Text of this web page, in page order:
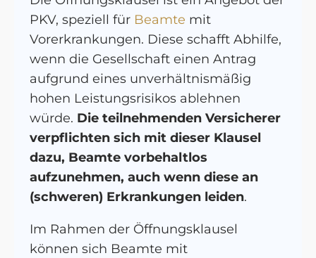
PKV, speziell für Beamte mit
Vorerkrankungen. Diese schafft Abhilfe,
wenn die Gesellschaft einen Antrag
aufgrund eines unverhältnismäßig
hohen Leistungsrisikos ablehnen
würde. Die teilnehmenden Versicherer
verpflichten sich mit dieser Klausel
dazu, Beamte vorbehaltlos
aufzunehmen, auch wenn diese an
(schweren) Erkrankungen leiden.
Im Rahmen der Öffnungsklausel
können sich Beamte mit